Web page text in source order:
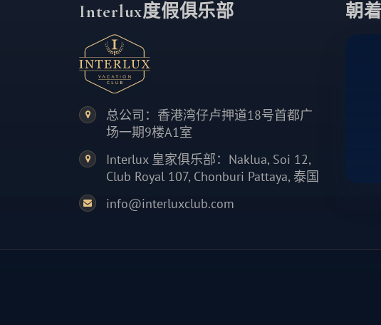
Interlux度假俱乐部
总公司：香港湾仔卢押道18号首都广
场一期9楼A1室
Interlux 皇家俱乐部：Naklua, Soi 12,
Club Royal 107, Chonburi Pattaya, 泰国
info@interluxclub.com
朝